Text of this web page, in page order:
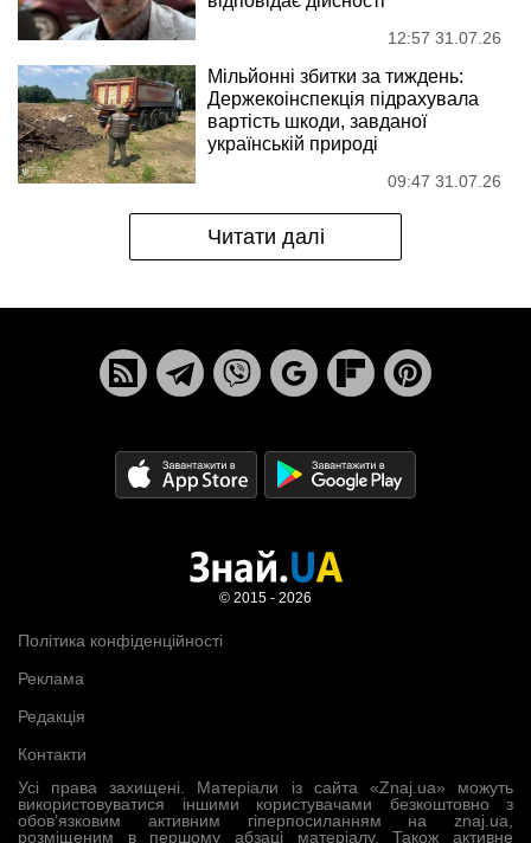
12:57 31.07.26
Мільйонні збитки за тиждень:
Держекоінспекція підрахувала
вартість шкоди, завданої
українській природі
09:47 31.07.26
Читати далі
Усі права захищені. Матеріали із сайта «Znaj.ua» можуть
використовуватися іншими користувачами безкоштовно з
обов’язковим активним гіперпосиланням на znaj.ua,
розміщеним в першому абзаці матеріалу. Також активне
Політика конфіденційності
Реклама
Редакція
Контакти
© 2015 - 2026